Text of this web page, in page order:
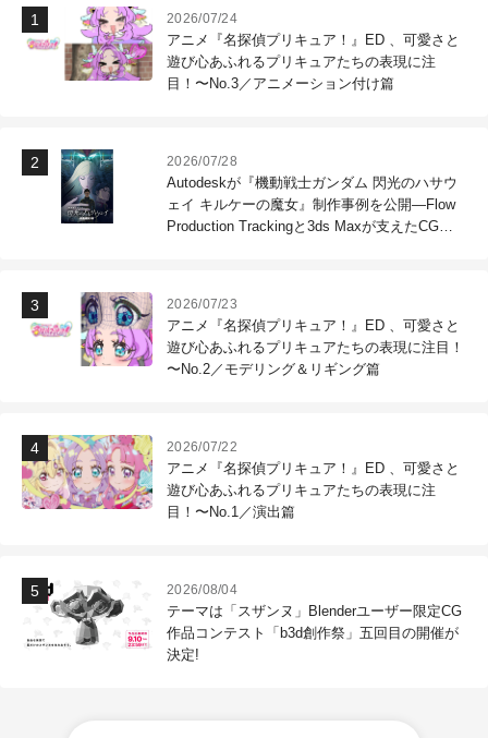
2026/07/24
アニメ『名探偵プリキュア！』ED 、可愛さと
遊び心あふれるプリキュアたちの表現に注
目！〜No.3／アニメーション付け篇
2026/07/28
Autodeskが『機動戦士ガンダム 閃光のハサウ
ェイ キルケーの魔女』制作事例を公開―Flow
Production Trackingと3ds Maxが支えたCG制
2026/07/23
アニメ『名探偵プリキュア！』ED 、可愛さと
遊び心あふれるプリキュアたちの表現に注目！
〜No.2／モデリング＆リギング篇
2026/07/22
アニメ『名探偵プリキュア！』ED 、可愛さと
遊び心あふれるプリキュアたちの表現に注
目！〜No.1／演出篇
2026/08/04
テーマは「スザンヌ」Blenderユーザー限定CG
作品コンテスト「b3d創作祭」五回目の開催が
決定!